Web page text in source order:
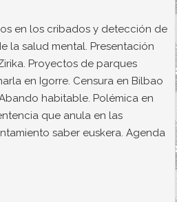
en los cribados y detección de
la salud mental. Presentación
Proyectos de parques
en Igorre. Censura en Bilbao
habitable. Polémica en
que anula en las
saber euskera. Agenda